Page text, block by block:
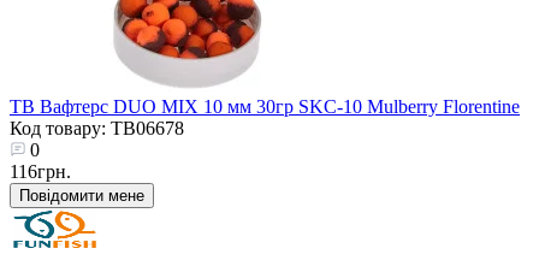
TB Вафтерс DUO MIX 10 мм 30гр SKC-10 Mulberry Florentine
Код товару: TB06678
0
116грн.
Повідомити мене